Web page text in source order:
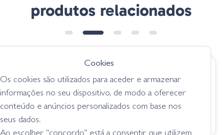
produtos relacionados
€ 9.75
Googan Mondo
Worm -
Watermelon Red
worms
Geecrack Pikupiku
Pintail - S522
Orange Glow
Cookies
Os cookies são utilizados para aceder e armazenar
informações no seu dispositivo, de modo a oferecer
conteúdo e anúncios personalizados com base nos
seus dados.